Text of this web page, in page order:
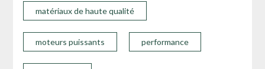
matériaux de haute qualité
moteurs puissants performance